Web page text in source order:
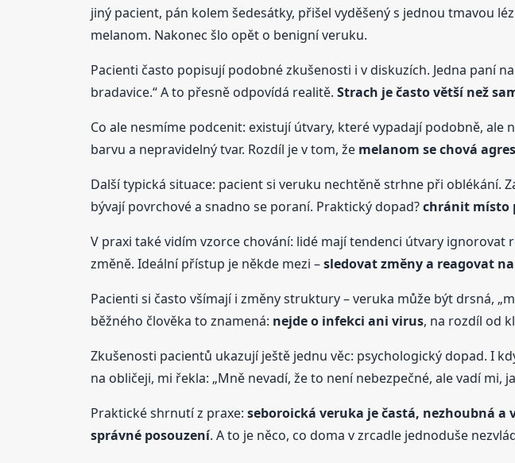
jiný pacient, pán kolem šedesátky, přišel vyděšený s jednou tmavou
melanom. Nakonec šlo opět o benigní veruku.
Pacienti často popisují podobné zkušenosti i v diskuzích. Jedna paní
bradavice.“ A to přesně odpovídá realitě. Strach je často větší než
Co ale nesmíme podcenit: existují útvary, které vypadají podobně,
barvu a nepravidelný tvar. Rozdíl je v tom, že melanom se chová
Další typická situace: pacient si veruku nechtěně strhne při oblékání.
bývají povrchové a snadno se poraní. Praktický dopad?chránit místo
V praxi také vidím vzorce chování: lidé mají tendenci útvary
změně. Ideální přístup je někde mezi –sledovat změny a reagovat
Pacienti si často všímají i změny struktury – veruka může být drsná,
běžného člověka to znamená: nejde o infekci ani virus, na rozdíl od
Zkušenosti pacientů ukazují ještě jednu věc: psychologický dopad. I
na obličeji, mi řekla: „Mně nevadí, že to není nebezpečné, ale vadí
Praktické shrnutí z praxe: seboroická veruka je častá, nezhoubná a
správné posouzení. A to je něco, co doma v zrcadle jednoduše